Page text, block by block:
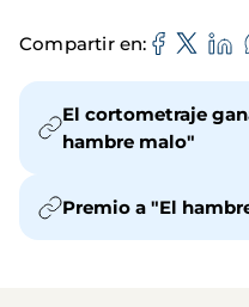
Compartir en
El cortometraje
hambre malo"
Premio a "El